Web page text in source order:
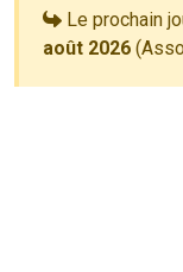
Le prochain
août 2026